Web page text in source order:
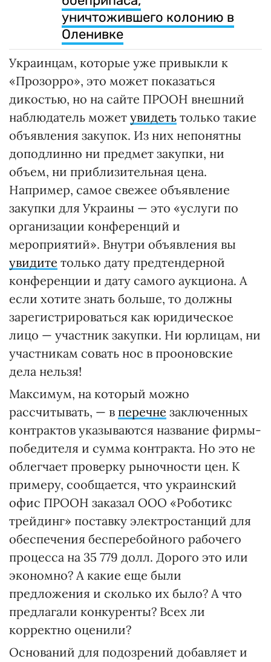
уничтожившего колонию в
Оленивке
Украинцам, которые уже привыкли к
«Прозорро», это может показаться
дикостью, но на сайте ПРООН внешний
наблюдатель может увидеть только такие
объявления закупок. Из них непонятны
доподлинно ни предмет закупки, ни
объем, ни приблизительная цена.
Например, самое свежее объявление
закупки для Украины — это «услуги по
организации конференций и
мероприятий». Внутри объявления вы
увидите только дату предтендерной
конференции и дату самого аукциона. А
если хотите знать больше, то должны
зарегистрироваться как юридическое
лицо — участник закупки. Ни юрлицам, ни
участникам совать нос в прооновские
дела нельзя!
Максимум, на который можно
рассчитывать, — в перечне заключенных
контрактов указываются название фирмы-
победителя и сумма контракта. Но это не
облегчает проверку рыночности цен. К
примеру, сообщается, что украинский
офис ПРООН заказал ООО «Роботикс
трейдинг» поставку электростанций для
обеспечения бесперебойного рабочего
процесса на 35 779 долл. Дорого это или
экономно? А какие еще были
предложения и сколько их было? А что
предлагали конкуренты? Всех ли
корректно оценили?
Оснований для подозрений добавляет и